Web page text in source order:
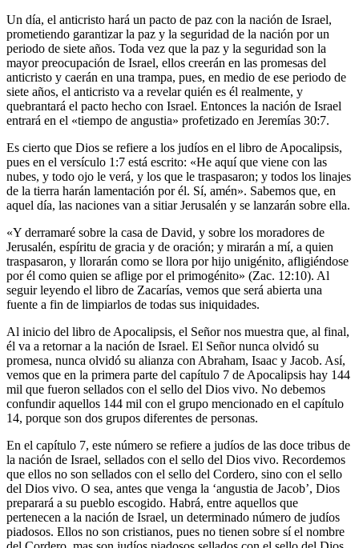
Un día, el anticristo hará un pacto de paz con la nación de Israel,
prometiendo garantizar la paz y la seguridad de la nación por un
periodo de siete años. Toda vez que la paz y la seguridad son la
mayor preocupación de Israel, ellos creerán en las promesas del
anticristo y caerán en una trampa, pues, en medio de ese periodo de
siete años, el anticristo va a revelar quién es él realmente, y
quebrantará el pacto hecho con Israel. Entonces la nación de Israel
entrará en el «tiempo de angustia» profetizado en Jeremías 30:7.
Es cierto que Dios se refiere a los judíos en el libro de Apocalipsis,
pues en el versículo 1:7 está escrito: «He aquí que viene con las
nubes, y todo ojo le verá, y los que le traspasaron; y todos los linajes
de la tierra harán lamentación por él. Sí, amén». Sabemos que, en
aquel día, las naciones van a sitiar Jerusalén y se lanzarán sobre ella.
«Y derramaré sobre la casa de David, y sobre los moradores de
Jerusalén, espíritu de gracia y de oración; y mirarán a mí, a quien
traspasaron, y llorarán como se llora por hijo unigénito, afligiéndose
por él como quien se aflige por el primogénito» (Zac. 12:10). Al
seguir leyendo el libro de Zacarías, vemos que será abierta una
fuente a fin de limpiarlos de todas sus iniquidades.
Al inicio del libro de Apocalipsis, el Señor nos muestra que, al final,
él va a retornar a la nación de Israel. El Señor nunca olvidó su
promesa, nunca olvidó su alianza con Abraham, Isaac y Jacob. Así,
vemos que en la primera parte del capítulo 7 de Apocalipsis hay 144
mil que fueron sellados con el sello del Dios vivo. No debemos
confundir aquellos 144 mil con el grupo mencionado en el capítulo
14, porque son dos grupos diferentes de personas.
En el capítulo 7, este número se refiere a judíos de las doce tribus de
la nación de Israel, sellados con el sello del Dios vivo. Recordemos
que ellos no son sellados con el sello del Cordero, sino con el sello
del Dios vivo. O sea, antes que venga la ‘angustia de Jacob’, Dios
preparará a su pueblo escogido. Habrá, entre aquellos que
pertenecen a la nación de Israel, un determinado número de judíos
piadosos. Ellos no son cristianos, pues no tienen sobre sí el nombre